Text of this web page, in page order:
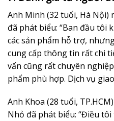
Anh Minh (32 tuổi, Hà Nội)
đã phát biểu: “Ban đầu tôi
các sản phẩm hỗ trợ,
cung cấp thông tin rất chi
vấn cũng rất chuyên
phẩm phù hợp. Dịch vụ
Anh Khoa (28 tuổi,
Nhỏ đã phát biểu: “Điều